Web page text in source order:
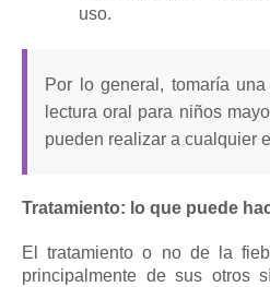
uso.
Por lo general, tomaría
lectura oral para niños
pueden realizar a cualquier
Tratamiento: lo que puede
El tratamiento o no de la
principalmente de sus otros